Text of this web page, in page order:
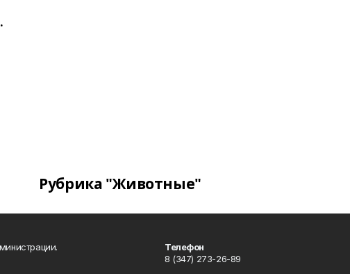
Рубрика "Животные"
Телефон
8 (347) 273-26-89